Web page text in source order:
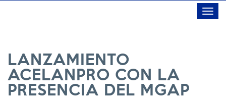
LANZAMIENTO
ACELANPRO CON LA
PRESENCIA DEL MGAP